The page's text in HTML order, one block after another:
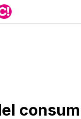
consum